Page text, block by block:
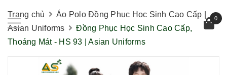
0
Trang chủ
Áo Polo Đồng Phục Học Sinh Cao Cấp |
Asian Uniforms
Đồng Phục Học Sinh Cao Cấp,
Thoáng Mát - HS 93 | Asian Uniforms